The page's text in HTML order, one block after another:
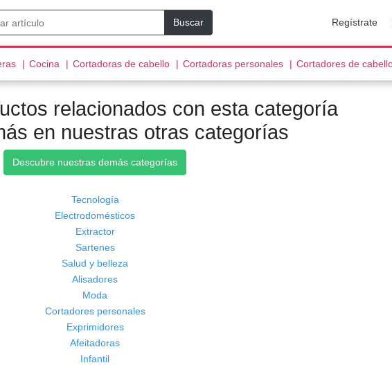
Buscar Regístrate
(current)
Cocina (current)
Cortadoras de cabello (current)
Cortadoras personales (current)
Cortadores de
relacionados con esta categoría
en nuestras otras categorías
Descubre nuestras demás categorías
Tecnología
Electrodomésticos
Extractor
Sartenes
Salud y belleza
Alisadores
Moda
Cortadores personales
Exprimidores
Afeitadoras
Infantil